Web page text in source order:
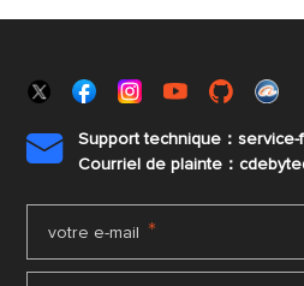

Support technique：service-
Courriel de plainte：cdebyte
votre e-mail *